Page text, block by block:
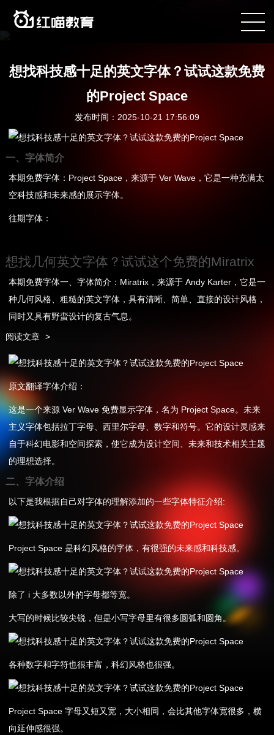
想找科技感十足的英文字体？试试这款免费
的Project Space
发布时间：2025-10-21 17:56:09
一、字体简介
本期免费字体：Project Space，来源于 Ver Wave，它是一种充满太
空科技感和未来感的展示字体。
往期字体：
想找几何英文字体？试试这个免费的Miratrix
本期免费字体一、字体简介：Miratrix，来源于 Andy Karter，它是一
种几何风格、粗糙的英文字体，具有清晰、简单、直接的设计风格，
同时又具有野蛮设计的复古气息。
阅读文章 >
原文翻译字体介绍：
这是一个来源 Ver Wave 免费显示字体，名为 Project Space。未来
主义字体包括拉丁字母、西里尔字母、数字和符号。它的设计灵感来
自于科幻电影和空间探索，使它成为设计空间、未来和技术相关主题
的理想选择。
二、字体介绍
以下是我根据自己对字体的理解添加的一些字体特征介绍:
Project Space 是科幻风格的字体，有很强的未来感和科技感。
除了 i 大多数以外的字母都等宽。
大写的时候比较尖锐，但是小写字母里有很多圆弧和圆角。
各种数字和字符也很丰富，科幻风格也很强。
Project Space 字母又短又宽，大小相同，会比其他字体宽很多，横
向延伸感很强。